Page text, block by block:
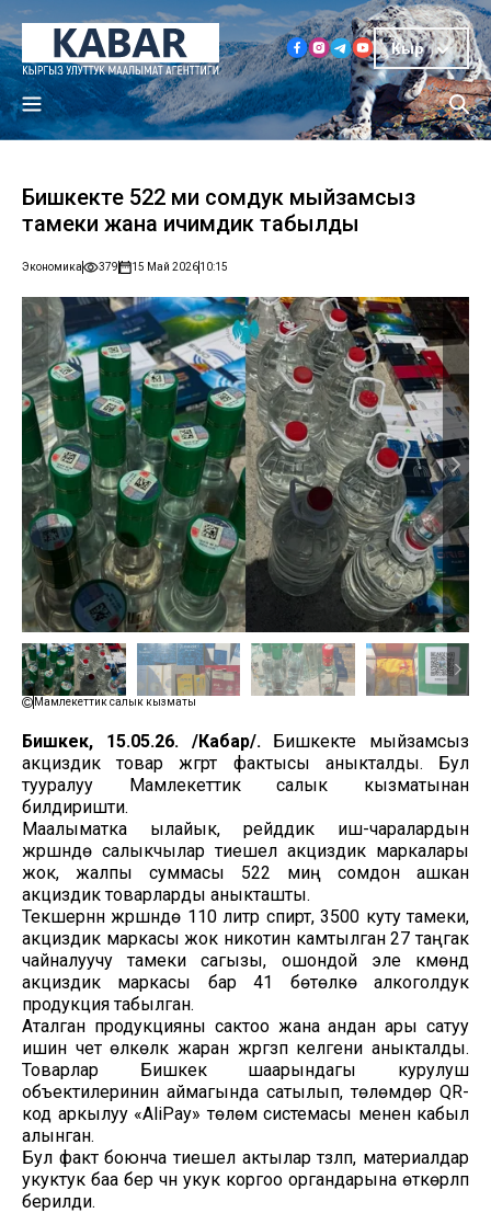
Кыр
Бишкекте 522 миң сомдук мыйзамсыз
тамеки жана ичимдик табылды
Экономика 379 15 Май 202610:15
Мамлекеттик салык кызматы
Бишкек, 15.05.26. /Кабар/. Бишкекте мыйзамсыз
акциздик товар жүгүртүү фактысы аныкталды. Бул
тууралуу Мамлекеттик салык кызматынан
билдиришти.
Маалыматка ылайык, рейддик иш-чаралардын
жүрүшүндө салыкчылар тиешелүү акциздик маркалары
жок, жалпы суммасы 522 миң сомдон ашкан
акциздик товарларды аныкташты.
Текшерүүнүн жүрүшүндө 110 литр спирт, 3500 куту тамеки,
акциздик маркасы жок никотин камтылган 27 таңгак
чайналуучу тамеки сагызы, ошондой эле күмөндүү
акциздик маркасы бар 41 бөтөлкө алкоголдук
продукция табылган.
Аталган продукцияны сактоо жана андан ары сатуу
ишин чет өлкөлүк жаран жүргүзүп келгени аныкталды.
Товарлар Бишкек шаарындагы курулуш
объектилеринин аймагында сатылып, төлөмдөр QR-
код аркылуу «AliPay» төлөм системасы менен кабыл
алынган.
Бул факт боюнча тиешелүү актылар түзүлүп, материалдар
укуктук баа берүү үчүн укук коргоо органдарына өткөрүлүп
берилди.